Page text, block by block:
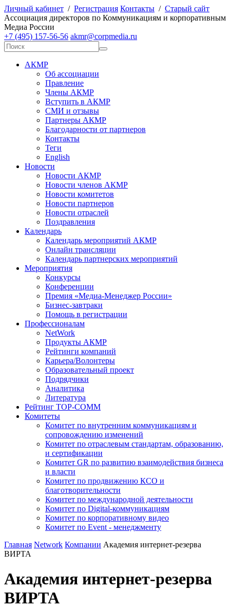
Личный кабинет / Регистрация Контакты / Старый сайт
Ассоциация директоров по Коммуникациям и корпоративным
Медиа России
+7 (495) 157-56-56 akmr@corpmedia.ru
АКМР
Об ассоциации
Правление
Члены АКМР
Вступить в АКМР
СМИ и отзывы
Партнеры АКМР
Благодарности от партнеров
Контакты
Теги
English
Новости
Новости АКМР
Новости членов АКМР
Новости комитетов
Новости партнеров
Новости отраслей
Поздравления
Календарь
Календарь мероприятий АКМР
Онлайн трансляции
Календарь партнерских мероприятий
Мероприятия
Конкурсы
Конференции
Премия «Медиа-Менеджер России»
Бизнес-завтраки
Помощь в регистрации
Профессионалам
NetWork
Продукты АКМР
Рейтинги компаний
Карьера/Волонтеры
Образовательный проект
Подрядчики
Аналитика
Литература
Рейтинг TOP-COMM
Комитеты
Комитет по внутренним коммуникациям и
сопровождению изменений
Комитет по отраслевым стандартам, образованию,
и сертификации
Комитет GR по развитию взаимодействия бизнеса
и власти
Комитет по продвижению КСО и
благотворительности
Комитет по международной деятельности
Комитет по Digital-коммуникациям
Комитет по корпоративному видео
Комитет по Event - менеджменту
Главная Network Компании Академия интернет-резерва
ВИРТА
Академия интернет-резерва
ВИРТА